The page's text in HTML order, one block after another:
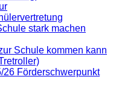
stark machen
Schule kommen kann
26 Förderschwerpunkt